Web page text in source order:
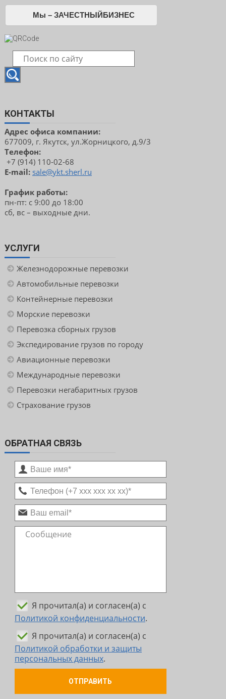
Мы – ЗАЧЕСТНЫЙБИЗНЕС
КОНТАКТЫ
Адрес офиса компании:
677009, г. Якутск, ул.Жорницкого, д.9/3
Телефон:
+7 (914) 110-02-68
E-mail: sale@ykt.sherl.ru
График работы:
пн-пт: с 9:00 до 18:00
сб, вс – выходные дни.
УСЛУГИ
Железнодорожные перевозки
Автомобильные перевозки
Контейнерные перевозки
Морские перевозки
Перевозка сборных грузов
Экспедирование грузов по городу
Авиационные перевозки
Международные перевозки
Перевозки негабаритных грузов
Страхование грузов
ОБРАТНАЯ СВЯЗЬ
Я прочитал(а) и согласен(а) с
Политикой конфиденциальности.
Я прочитал(а) и согласен(а) с
Политикой обработки и защиты
персональных данных.
ОТПРАВИТЬ